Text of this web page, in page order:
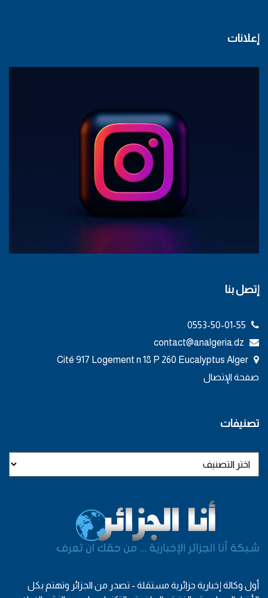
إعلانات
إتصل بنا
صفحة الإتصال
تصنيفات
أول وكالة إخبارية جزائرية مستقلة - تصدر من الجزائر وتهتم بكل